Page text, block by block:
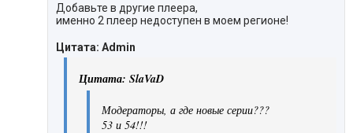
Добавьте в другие плеера,
именно 2 плеер недоступен в моем регионе!
Цитата: Admin
Цитата: SlaVaD
Модераторы, а где новые серии???
53 и 54!!!